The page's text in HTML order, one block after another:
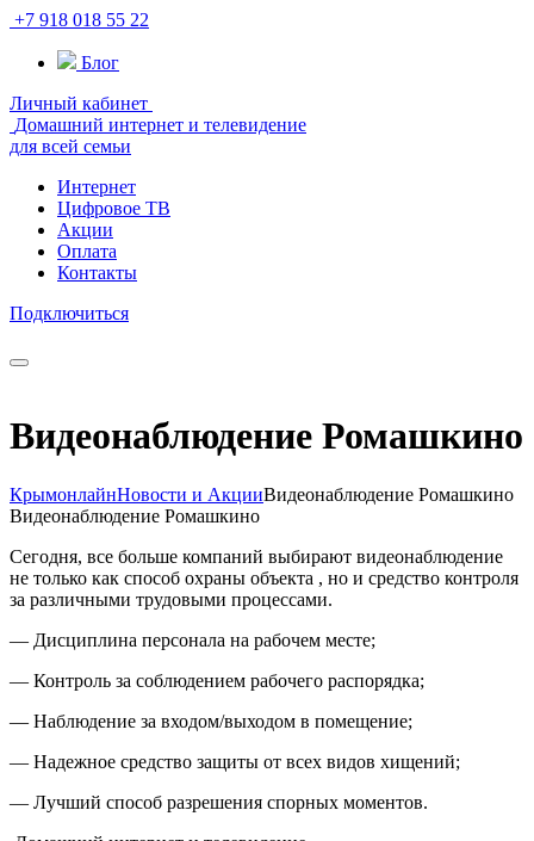
+7 918 018 55 22
Блог
Личный кабинет
Домашний интернет и телевидение
для всей семьи
Интернет
Цифровое ТВ
Акции
Оплата
Контакты
Подключиться
Видеонаблюдение Ромашкино
КрымонлайнНовости и АкцииВидеонаблюдение Ромашкино
Видеонаблюдение Ромашкино
Сегодня, все больше компаний выбирают видеонаблюдение
не только как способ охраны объекта , но и средство контроля
за различными трудовыми процессами.
— Дисциплина персонала на рабочем месте;
— Контроль за соблюдением рабочего распорядка;
— Наблюдение за входом/выходом в помещение;
— Надежное средство защиты от всех видов хищений;
— Лучший способ разрешения спорных моментов.